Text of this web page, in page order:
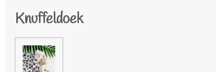
Knuffeldoek